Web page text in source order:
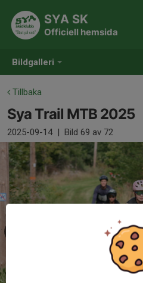
Bildgalleri
SYA SK
Officiell hemsida
Tillbaka
Sya Trail MTB 2025
2025-09-14 | Bild 69 av 72